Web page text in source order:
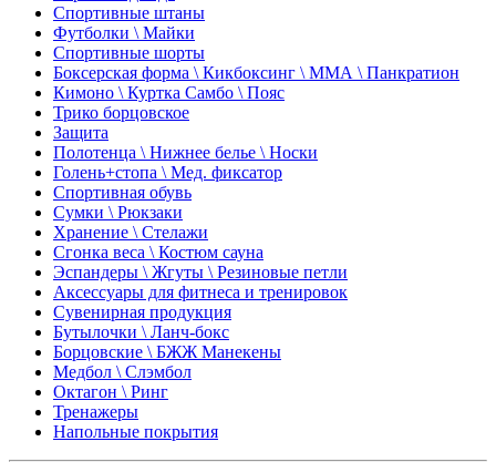
Спортивные штаны
Футболки \ Майки
Спортивные шорты
Боксерская форма \ Кикбоксинг \ ММА \ Панкратион
Кимоно \ Куртка Самбо \ Пояс
Трико борцовское
Защита
Полотенца \ Нижнее белье \ Носки
Голень+стопа \ Мед. фиксатор
Спортивная обувь
Сумки \ Рюкзаки
Хранение \ Стелажи
Сгонка веса \ Костюм сауна
Эспандеры \ Жгуты \ Резиновые петли
Аксессуары для фитнеса и тренировок
Сувенирная продукция
Бутылочки \ Ланч-бокс
Борцовские \ БЖЖ Манекены
Медбол \ Слэмбол
Октагон \ Ринг
Тренажеры
Напольные покрытия